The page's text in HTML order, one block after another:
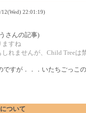
22:01:19)
さんの記事)
ますね
れませんが、Child Treeは
ですが．．．いたちごっこ
ついて